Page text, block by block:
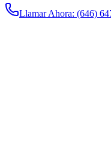
Llamar Ahora: (646)